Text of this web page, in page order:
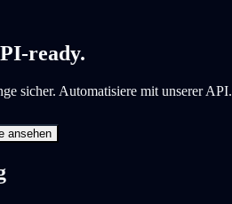
ready.
sicher. Automatisiere mit unserer API.
ansehen